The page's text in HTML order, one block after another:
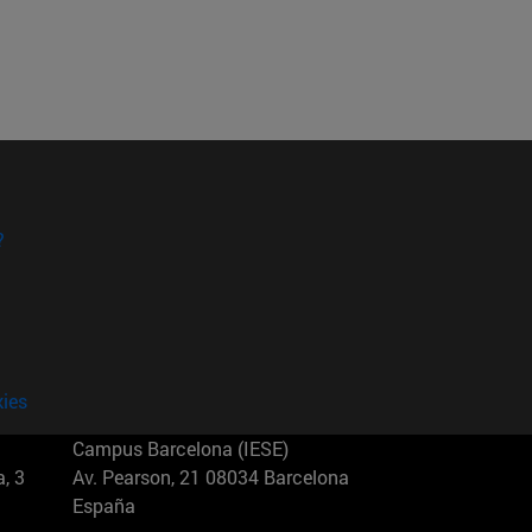
3
Campus Barcelona (IESE)
Av. Pearson, 21 08034 Barcelona
España